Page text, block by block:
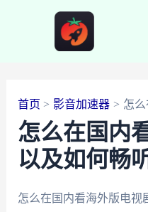
首页 影音加速器 怎
怎么在国内
以及如何畅
怎么在国内看海外版电视